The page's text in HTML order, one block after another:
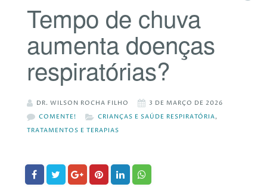
Tempo de chuva
aumenta doenças
respiratórias?
DR. WILSON ROCHA FILHO
3 DE MARÇO DE 2026
COMENTE!
CRIANÇAS E SAÚDE RESPIRATÓRIA,
TRATAMENTOS E TERAPIAS